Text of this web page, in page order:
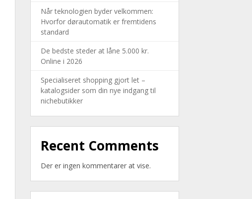
Når teknologien byder velkommen:
Hvorfor dørautomatik er fremtidens
standard
De bedste steder at låne 5.000 kr.
Online i 2026
Specialiseret shopping gjort let –
katalogsider som din nye indgang til
nichebutikker
Recent Comments
Der er ingen kommentarer at vise.